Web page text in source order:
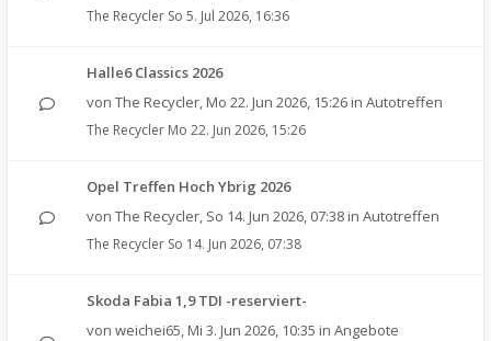
The Recycler So 5. Jul 2026, 16:36
Halle6 Classics 2026
von The Recycler, Mo 22. Jun 2026, 15:26 in Autotreffen
The Recycler Mo 22. Jun 2026, 15:26
Opel Treffen Hoch Ybrig 2026
von The Recycler, So 14. Jun 2026, 07:38 in Autotreffen
The Recycler So 14. Jun 2026, 07:38
Skoda Fabia 1,9 TDI -reserviert-
von weichei65, Mi 3. Jun 2026, 10:35 in Angebote